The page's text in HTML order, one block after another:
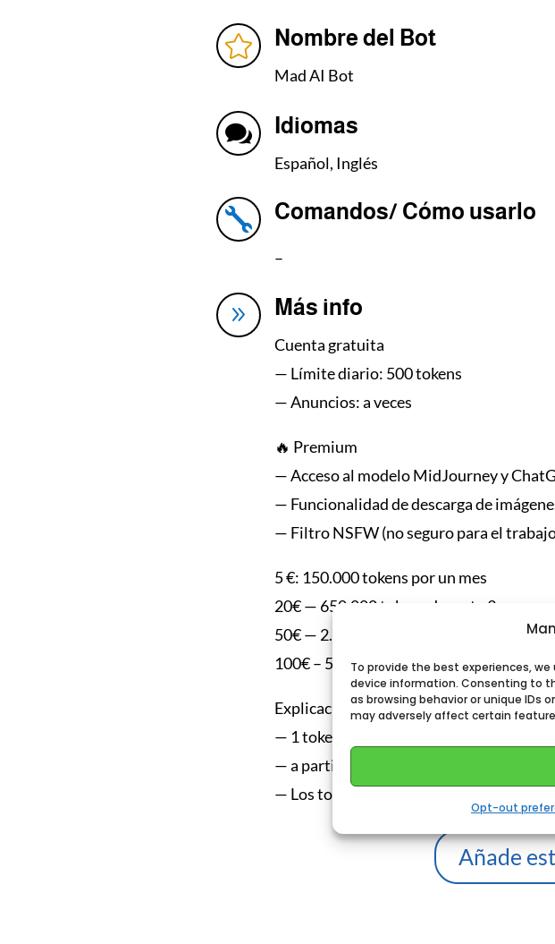
To provide the best experiences,
device information. Consenting to
as browsing behavior or unique IDs
may adversely affect certain
Opt-out
 Nombre del Bot
Mad AI Bot
 Idiomas
Español, Inglés
 Comandos/ Cómo usarlo
–
9 Más info
Cuenta gratuita
— Límite diario: 500 tokens
— Anuncios: a veces
🔥 Premium
— Acceso al modelo MidJourney y
— Funcionalidad de descarga de
— Filtro NSFW (no seguro para el
5 €: 150.000 tokens por un mes
20€ — 650.000 tokens durante 3 meses
50€ — 2.000.000 de tokens durante 6
100€ – 5.000.000 de tokens por un año
Explicación del costo:
— 1 token ~ 4 caracteres en inglés
— a partir de 500 tokens = 1 solicitud
— Los tokens se acreditan por un
Añade